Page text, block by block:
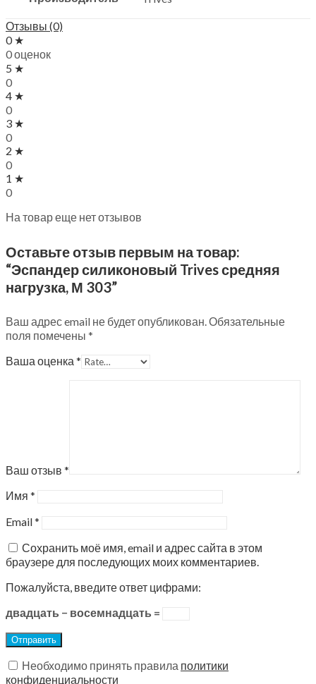
Отзывы (0)
0 ★
0 оценок
5 ★
0
4 ★
0
3 ★
0
2 ★
0
1 ★
0
На товар еще нет отзывов
Оставьте отзыв первым на товар:
“Эспандер силиконовый Trives средняя
нагрузка, М 303”
Ваш адрес email не будет опубликован.Обязательные
поля помечены *
Ваша оценка *
Ваш отзыв *
Имя *
Email*
Сохранить моё имя, email и адрес сайта в этом
браузере для последующих моих комментариев.
Пожалуйста, введите ответ цифрами:
двадцать − восемнадцать =
Необходимо принять правила политики
конфиденциальности